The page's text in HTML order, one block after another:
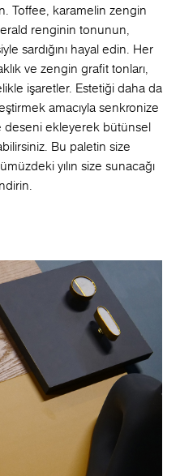
Toffee, karamelin zengin
renginin tonunun,
sardığını hayal edin. Her
ve zengin grafit tonları,
işaretler. Estetiği daha da
amacıyla senkronize
deseni ekleyerek bütünsel
Bu paletin size
yılın size sunacağı